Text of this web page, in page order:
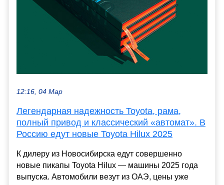
12:16, 04 Мар
Легендарная надежность Toyota, рама,
полный привод и классический «автомат». В
Россию едут новые Toyota Hilux 2025
К дилеру из Новосибирска едут совершенно
новые пикапы Toyota Hilux — машины 2025 года
выпуска. Автомобили везут из ОАЭ, цены уже